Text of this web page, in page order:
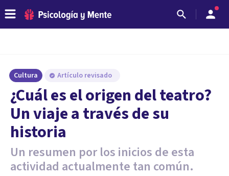
Cultura Artículo revisado
¿Cuál es el origen del teatro?
Un viaje a través de su
historia
Un resumen por los inicios de esta
actividad actualmente tan común.